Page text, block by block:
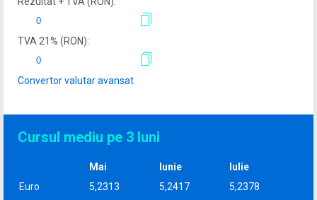
TVA 21% (RON):
Convertor valutar avansat
Cursul mediu pe 3 luni
Mai Iunie
Iulie
Euro
5,2313 5,2417
5,2378